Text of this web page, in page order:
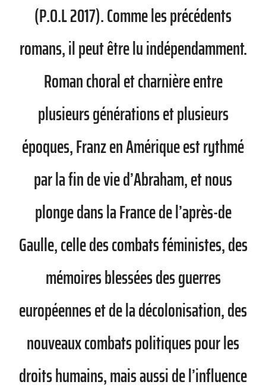
(P.O.L 2017). Comme les précédents
romans, il peut être lu indépendamment.
Roman choral et charnière entre
plusieurs générations et plusieurs
époques, Franz en Amérique est rythmé
par la fin de vie d’Abraham, et nous
plonge dans la France de l’après-de
Gaulle, celle des combats féministes, des
mémoires blessées des guerres
européennes et de la décolonisation, des
nouveaux combats politiques pour les
droits humains, mais aussi de l’influence